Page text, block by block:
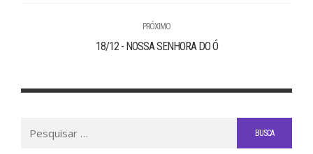
PRÓXIMO
18/12 - NOSSA SENHORA DO Ó